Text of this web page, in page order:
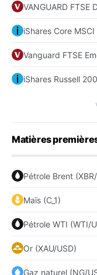
VANGUARD FTSE
iShares Core
Vanguard FTSE
iShares Russell
Matières
Pétrole Brent
Maïs (C_1)
Pétrole WTI (WTI/
Or (XAU/USD)
Gaz naturel (NG/